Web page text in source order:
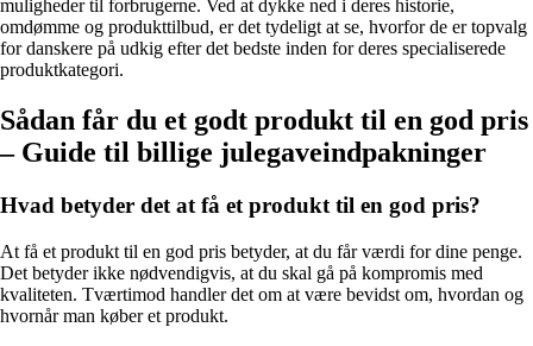
muligheder til forbrugerne. Ved at dykke ned i deres historie,
omdømme og produkttilbud, er det tydeligt at se, hvorfor de er topvalg
for danskere på udkig efter det bedste inden for deres specialiserede
produktkategori.
Sådan får du et godt produkt til en god pris
– Guide til billige julegaveindpakninger
Hvad betyder det at få et produkt til en god pris?
At få et produkt til en god pris betyder, at du får værdi for dine penge.
Det betyder ikke nødvendigvis, at du skal gå på kompromis med
kvaliteten. Tværtimod handler det om at være bevidst om, hvordan og
hvornår man køber et produkt.